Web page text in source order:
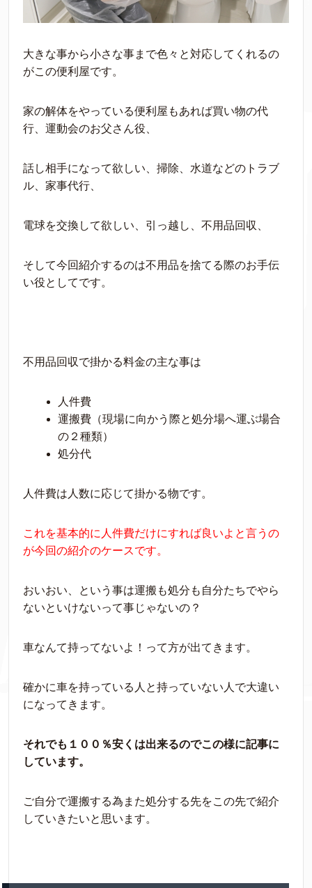
大きな事から小さな事まで色々と対応してくれるの
がこの便利屋です。
家の解体をやっている便利屋もあれば買い物の代
行、運動会のお父さん役、
話し相手になって欲しい、掃除、水道などのトラブ
ル、家事代行、
電球を交換して欲しい、引っ越し、不用品回収、
そして今回紹介するのは不用品を捨てる際のお手伝
い役としてです。
不用品回収で掛かる料金の主な事は
人件費
運搬費（現場に向かう際と処分場へ運ぶ場合
の２種類）
処分代
人件費は人数に応じて掛かる物です。
これを基本的に人件費だけにすれば良いよと言うの
が今回の紹介のケースです。
おいおい、という事は運搬も処分も自分たちでやら
ないといけないって事じゃないの？
車なんて持ってないよ！って方が出てきます。
確かに車を持っている人と持っていない人で大違い
になってきます。
それでも１００％安くは出来るのでこの様に記事に
しています。
ご自分で運搬する為また処分する先をこの先で紹介
していきたいと思います。